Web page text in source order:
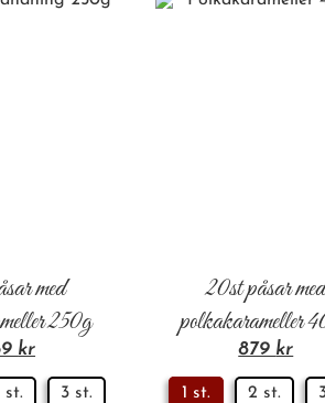
med
250g
kr
st. 3 st.
20st påsar med
polkakarameller
879 kr
1 st. 2 st.